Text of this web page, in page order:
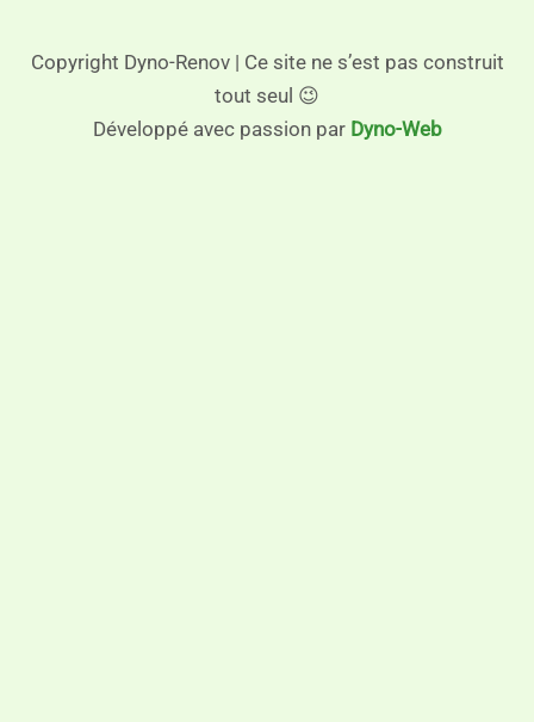
Copyright Dyno-Renov | Ce site ne s’est pas construit
tout seul 😉
Développé avec passion par Dyno-Web